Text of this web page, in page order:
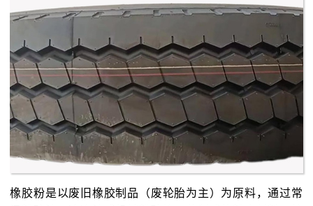
橡胶粉是以废旧橡胶制品（废轮胎为主）为原料，通过常